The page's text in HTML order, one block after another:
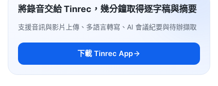
將錄音交給 Tinrec，幾分鐘取得逐字稿與摘要
支援音訊與影片上傳、多語言轉寫、AI 會議紀要與待辦擷取
下載 Tinrec App